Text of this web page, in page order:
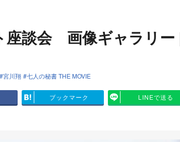
座談会 画像ギャラリー
宮川翔 七人の秘書 THE MOVIE
ブックマーク LINEで送る